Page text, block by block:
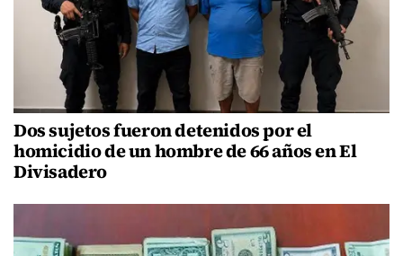
Dos sujetos fueron detenidos por el
homicidio de un hombre de 66 años en El
Divisadero